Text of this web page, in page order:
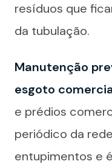
resíduos que
da tubulação.
Manutenção
esgoto
e prédios
periódico da
entupimentos e